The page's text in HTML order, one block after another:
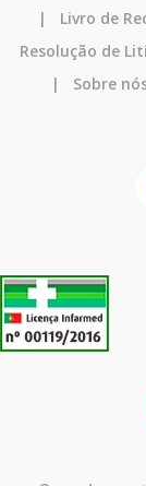
| Livro de
Resolução de
| Sobre